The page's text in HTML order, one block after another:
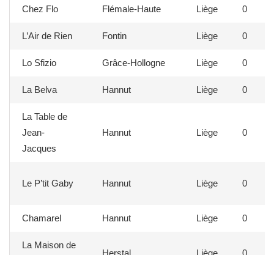
Chez Flo Flémale-Haute Liège 0
L’Air de Rien Fontin Liège 0
Lo Sfizio Grâce-Hollogne Liège 0
La Belva Hannut Liège 0
La Table de
Jean-
Jacques
Hannut Liège 0
Le P’tit Gaby Hannut Liège 0
Chamarel Hannut Liège 0
La Maison de